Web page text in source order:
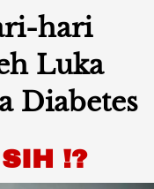
hari
Luka
Diabetes
!?